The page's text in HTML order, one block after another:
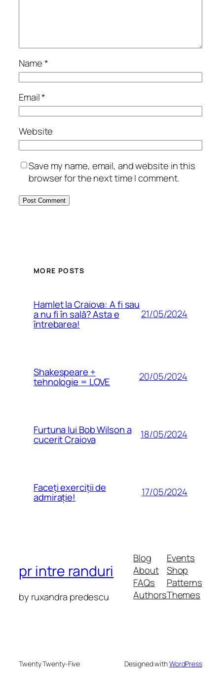
Name*
Email*
Website
Save my name, email, and website in this
browser for the next time I comment.
MORE POSTS
Hamlet la Craiova: A fi sau
a nu fi în sală? Asta e
întrebarea!
21/05/2024
Shakespeare +
tehnologie = LOVE 20/05/2024
Furtuna lui Bob Wilson a
cucerit Craiova 18/05/2024
Faceți exerciții de
admirație! 17/05/2024
pr intre randuri
by ruxandra predescu
Blog
About
FAQs
Authors
Events
Shop
Patterns
Themes
Twenty Twenty-Five Designed withWordPress